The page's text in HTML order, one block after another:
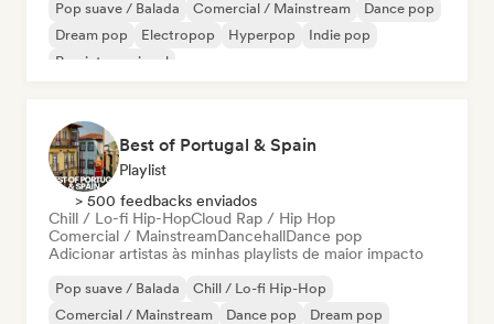
Pop suave / Balada Comercial / Mainstream
Dance pop
Dream pop
Electropop Hyperpop
Indie pop
Pop internacional
Best of Portugal & Spain
Playlist
> 500 feedbacks enviados
Chill / Lo-fi Hip-HopCloud Rap / Hip Hop
Comercial / MainstreamDancehallDance pop
Adicionar artistas às minhas playlists de maior impacto
Pop suave / Balada
Chill / Lo-fi Hip-Hop
Comercial / Mainstream
Dance pop
Dream pop